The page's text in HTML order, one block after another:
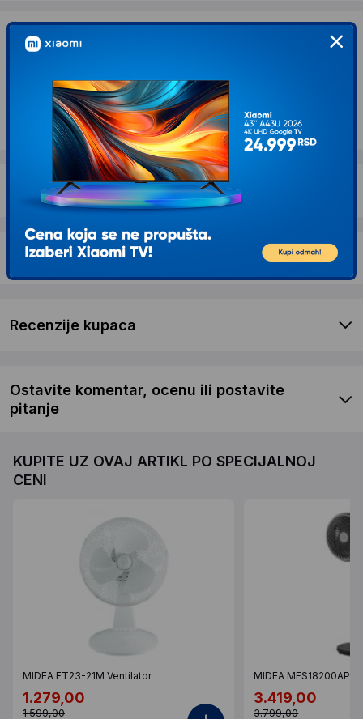
Želite li ponudu za firmu?
Opis proizvoda GORENJE Ugradna mašina za
pranje sudova GI520E15X
Dostava i povrat
Garancija
Recenzije kupaca
Ostavite komentar, ocenu ili postavite
pitanje
KUPITE UZ OVAJ ARTIKL PO SPECIJALNOJ
CENI
MIDEA FT23-21M Ventilator
1.279,00
1.599,00
MIDEA MFS18200APK
3.419,00
3.799,00